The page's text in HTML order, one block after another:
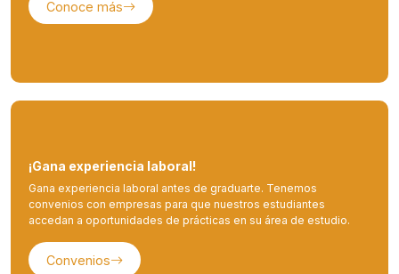
Conoce más
¡Gana experiencia laboral!
Gana experiencia laboral antes de graduarte. Tenemos
convenios con empresas para que nuestros estudiantes
accedan a oportunidades de prácticas en su área de estudio.
Convenios